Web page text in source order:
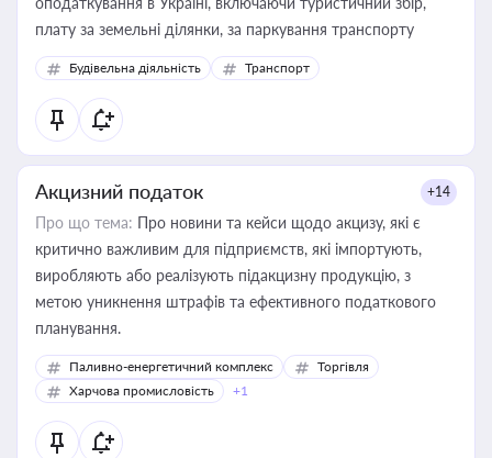
плату за земельні ділянки, за паркування транспорту
Будівельна діяльність Транспорт
Акцизний податок +14
Про що тема: Про новини та кейси щодо акцизу, які є
критично важливим для підприємств, які імпортують,
виробляють або реалізують підакцизну продукцію, з
метою уникнення штрафів та ефективного податкового
планування.
Паливно-енергетичний комплекс
Торгівля
Харчова промисловість
+1